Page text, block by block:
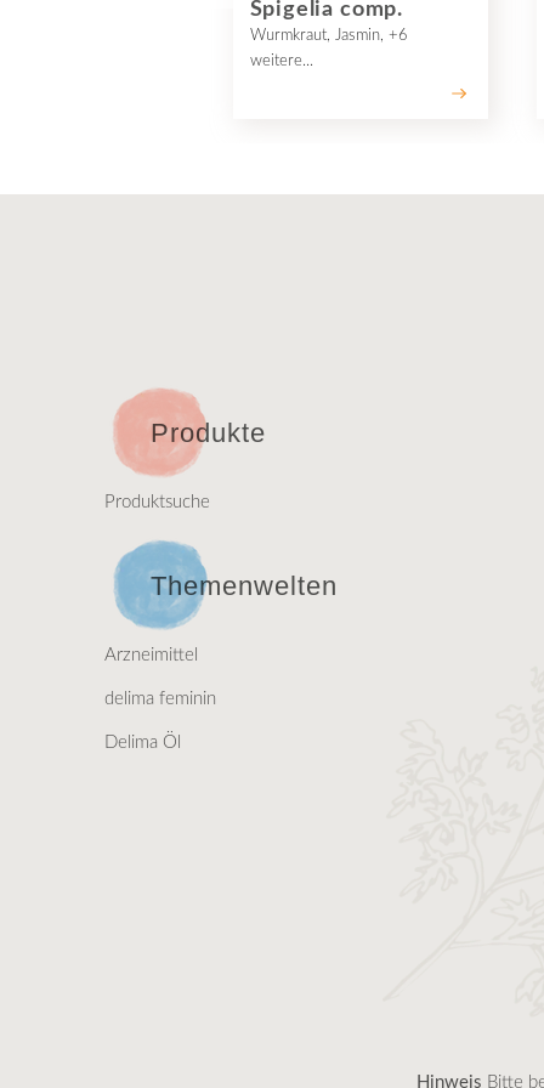
Spigelia comp.
Wurmkraut, Jasmin, +6
weitere...
Produkte
Produktsuche
Themenwelten
Arzneimittel
delima feminin
Delima Öl
Hinweis Bitte